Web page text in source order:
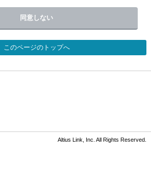
同意しない
このページのトップへ
Altius Link, Inc. All Rights Reserved.